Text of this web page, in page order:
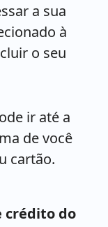
a sua
à
o seu
ir até a
de você
cartão.
crédito do